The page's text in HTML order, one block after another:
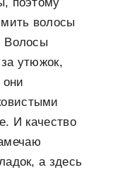
волосы
Волосы
утюжок,
они
И качество
а здесь